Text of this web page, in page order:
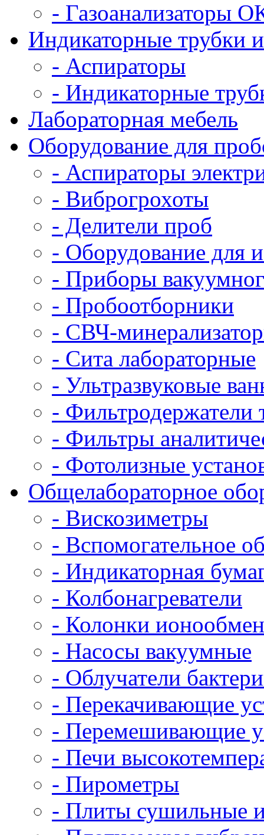
- Газоанализаторы
Индикаторные трубки
- Аспираторы
- Индикаторные
Лабораторная мебель
Оборудование для
- Аспираторы
- Виброгрохоты
- Делители проб
- Оборудование для
- Приборы
- Пробоотборники
- СВЧ-
- Сита лабораторные
- Ультразвуковые
- Фильтродержатели
- Фильтры
- Фотолизные
Общелабораторное
- Вискозиметры
- Вспомогательное
- Индикаторная
- Колбонагреватели
- Колонки
- Насосы вакуумные
- Облучатели
- Перекачивающие
- Перемешивающие
- Печи
- Пирометры
- Плиты сушильные